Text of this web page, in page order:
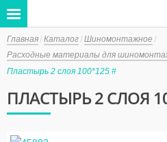
Главная Каталог Шиномонтажное
Расходные материалы для
Пластырь 2 слоя 100*125 #
ПЛАСТЫРЬ 2 СЛОЯ